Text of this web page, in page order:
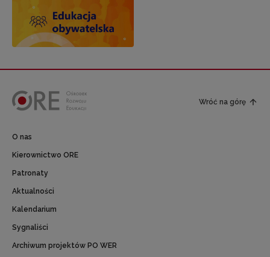
Wróć na górę
O nas
Kierownictwo ORE
Patronaty
Aktualności
Kalendarium
Sygnaliści
Archiwum projektów PO WER